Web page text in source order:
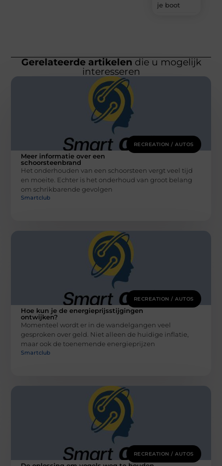
je boot
Gerelateerde artikelen die u mogelijk
interesseren
RECREATION / AUTOS
Meer informatie over een
schoorsteenbrand
Het onderhouden van een schoorsteen vergt veel tijd
en moeite. Echter is het onderhoud van groot belang
om schrikbarende gevolgen
Smartclub
RECREATION / AUTOS
Hoe kun je de energieprijsstijgingen
ontwijken?
Momenteel wordt er in de wandelgangen veel
gesproken over geld. Niet alleen de huidige inflatie,
maar ook de toenemende energieprijzen
Smartclub
RECREATION / AUTOS